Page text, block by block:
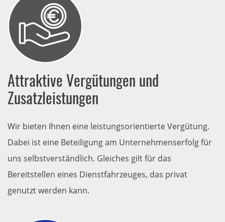
Attraktive Vergütungen und
Zusatzleistungen
Wir bieten Ihnen eine leistungsorientierte Vergütung.
Dabei ist eine Beteiligung am Unternehmenserfolg für
uns selbstverständlich. Gleiches gilt für das
Bereitstellen eines Dienstfahrzeuges, das privat
genutzt werden kann.